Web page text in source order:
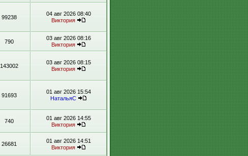
99238
04 авг 2026 08:40
Виктория
790
03 авг 2026 08:16
Виктория
143002
03 авг 2026 08:15
Виктория
91693
01 авг 2026 15:54
НатальяС
740
01 авг 2026 14:55
Виктория
26681
01 авг 2026 14:51
Виктория